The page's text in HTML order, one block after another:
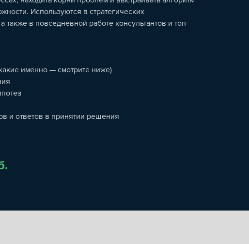
Используются в стратегических
также в повседневной работе консультантов и топ-
именно — смотрите ниже)
и ответов в принятии решения